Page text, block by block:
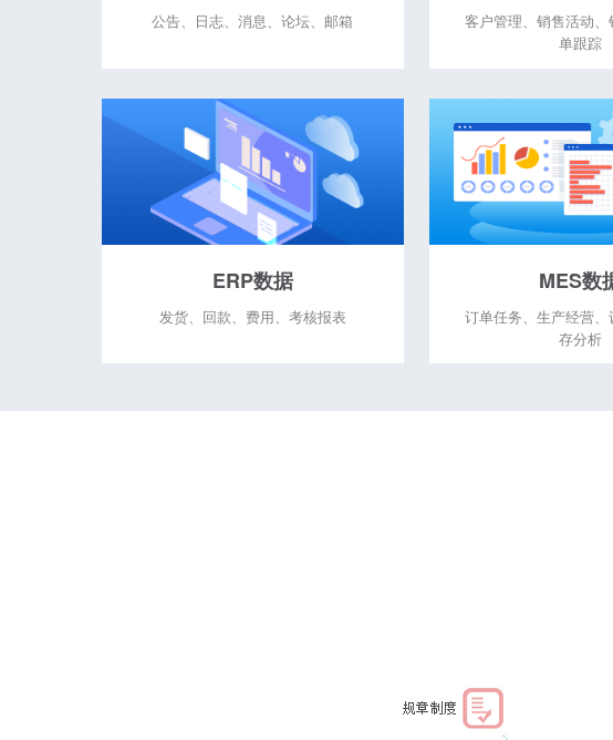
公告、日志、消息、论坛、邮箱
客户管理、销售活动
单跟踪
ERP数据
发货、回款、费用、考核报表
MES数
订单任务、生产经营
存分析